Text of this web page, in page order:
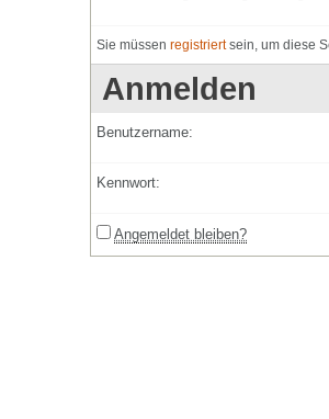
Sie müssen registriertsein, um diese
Anmelden
Benutzername:
Kennwort:
Angemeldet bleiben?